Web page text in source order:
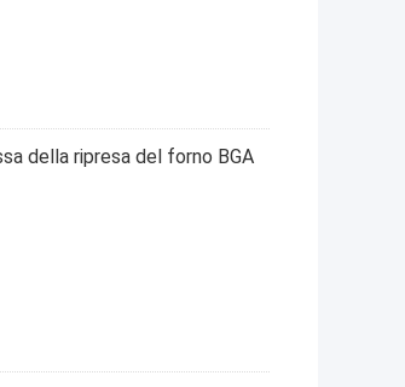
della ripresa del forno BGA